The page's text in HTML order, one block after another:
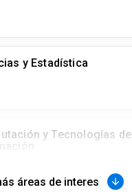
y Estadística
y Tecnologías de
áreas de interes arrow_downward